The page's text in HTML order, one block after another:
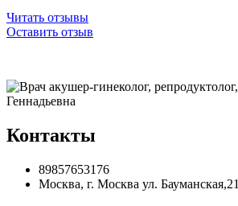
Читать отзывы
Оставить отзыв
Контакты
89857653176
Москва, г. Москва ул. Бауманская,21